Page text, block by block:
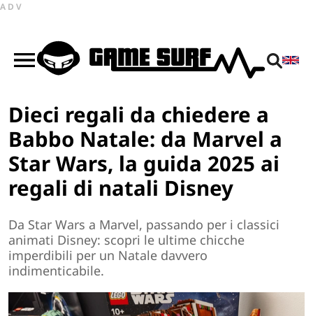
ADV
Dieci regali da chiedere a
Babbo Natale: da Marvel a
Star Wars, la guida 2025 ai
regali di natali Disney
Da Star Wars a Marvel, passando per i classici
animati Disney: scopri le ultime chicche
imperdibili per un Natale davvero
indimenticabile.